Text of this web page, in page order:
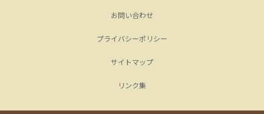
お問い合わせ
プライバシーポリシー
サイトマップ
リンク集